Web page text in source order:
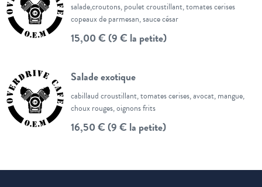
salade,croutons, poulet croustillant, tomates cerises
copeaux de parmesan, sauce césar
15,00 € (9 € la petite)
Salade exotique
cabillaud croustillant, tomates cerises, avocat, mangue,
choux rouges, oignons frits
16,50 € (9 € la petite)